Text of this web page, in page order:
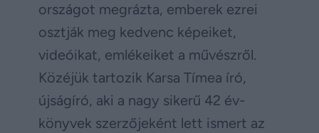
országot megrázta, emberek ezrei
osztják meg kedvenc képeiket,
videóikat, emlékeiket a művészről.
Közéjük tartozik Karsa Tímea író,
újságíró, aki a nagy sikerű 42 év-
könyvek szerzőjeként lett ismert az